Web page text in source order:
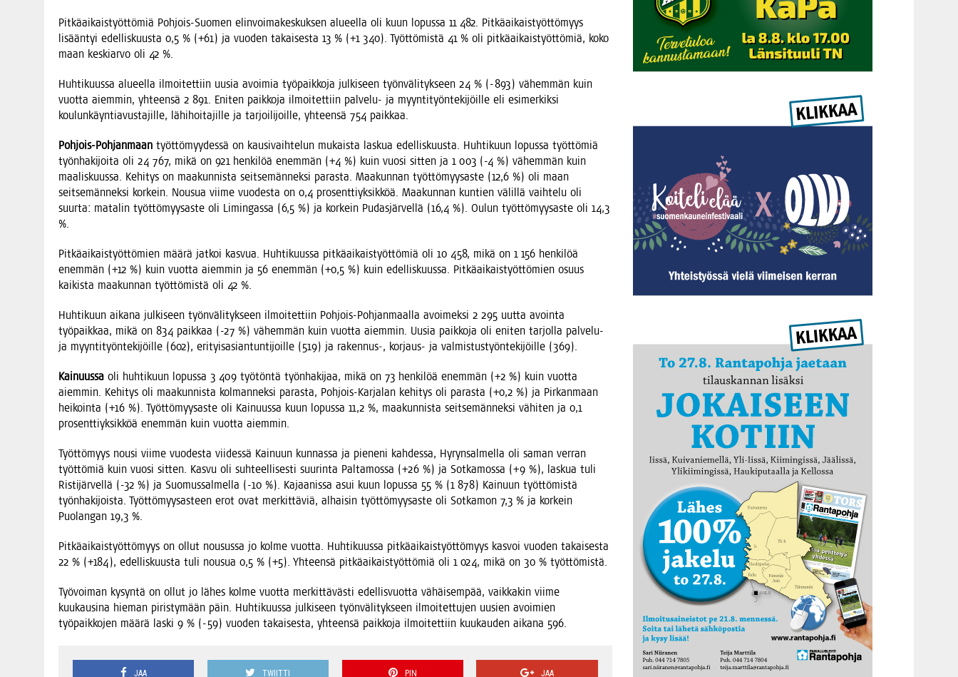
Pit­kä­ai­kais­työt­tö­miä Poh­jois-Suo­men elin­voi­ma­kes­kuk­sen alu­eel­la oli kuun lopus­sa 11 482. Pit­kä­ai­kais­työt­tö­myys
lisään­tyi edel­lis­kuus­ta 0,5 % (+61) ja vuo­den takai­ses­ta 13 % (+1 340). Työt­tö­mis­tä 41 % oli pit­kä­ai­kais­työt­tö­miä, koko
maan kes­kiar­vo oli 42 %.
Huh­ti­kuus­sa alu­eel­la ilmoi­tet­tiin uusia avoi­mia työ­paik­ko­ja jul­ki­seen työn­vä­li­tyk­seen 24 % (-893) vähem­män kuin
vuot­ta aiem­min, yhteen­sä 2 891. Eni­ten paik­ko­ja ilmoi­tet­tiin pal­ve­lu- ja myyn­ti­työn­te­ki­jöil­le eli esi­mer­kik­si
kou­lun­käyn­tia­vus­ta­jil­le, lähi­hoi­ta­jil­le ja tar­joi­li­joil­le, yhteen­sä 754 paikkaa.
Poh­jois-Poh­jan­maan työt­tö­myy­des­sä on kausi­vaih­te­lun mukais­ta las­kua edel­lis­kuus­ta. Huh­ti­kuun lopus­sa työt­tö­miä
työn­ha­ki­joi­ta oli 24 767, mikä on 921 hen­ki­löä enem­män (+4 %) kuin vuo­si sit­ten ja 1 003 (-4 %) vähem­män kuin
maa­lis­kuus­sa. Kehi­tys on maa­kun­nis­ta seit­se­män­nek­si paras­ta. Maa­kun­nan työt­tö­myy­sas­te (12,6 %) oli maan
seit­se­män­nek­si kor­kein. Nousua vii­me vuo­des­ta on 0,4 pro­sent­tiyk­sik­köä. Maa­kun­nan kun­tien välil­lä vaih­te­lu oli
suur­ta: mata­lin työt­tö­myy­sas­te oli Limin­gas­sa (6,5 %) ja kor­kein Pudas­jär­vel­lä (16,4 %). Oulun työt­tö­myy­sas­te oli 14,3
%.
Pit­kä­ai­kais­työt­tö­mien mää­rä jat­koi kas­vua. Huh­ti­kuus­sa pit­kä­ai­kais­työt­tö­miä oli 10 458, mikä on 1 156 hen­ki­löä
enem­män (+12 %) kuin vuot­ta aiem­min ja 56 enem­män (+0,5 %) kuin edel­lis­kuus­sa. Pit­kä­ai­kais­työt­tö­mien osuus
kai­kis­ta maa­kun­nan työt­tö­mis­tä oli 42 %.
Huh­ti­kuun aika­na jul­ki­seen työn­vä­li­tyk­seen ilmoi­tet­tiin Poh­jois-Poh­jan­maal­la avoi­mek­si 2 295 uut­ta avoin­ta
työ­paik­kaa, mikä on 834 paik­kaa (-27 %) vähem­män kuin vuot­ta aiem­min. Uusia paik­ko­ja oli eni­ten tar­jol­la pal­ve­lu-
ja myyn­ti­työn­te­ki­jöil­le (602), eri­tyis­asian­tun­ti­joil­le (519) ja rakennus‑, kor­jaus- ja val­mis­tus­työn­te­ki­jöil­le (369).
Kai­nuus­sa oli huh­ti­kuun lopus­sa 3 409 työ­tön­tä työn­ha­ki­jaa, mikä on 73 hen­ki­löä enem­män (+2 %) kuin vuot­ta
aiem­min. Kehi­tys oli maa­kun­nis­ta kol­man­nek­si paras­ta, Poh­jois-Kar­ja­lan kehi­tys oli paras­ta (+0,2 %) ja Pir­kan­maan
hei­koin­ta (+16 %). Työt­tö­myy­sas­te oli Kai­nuus­sa kuun lopus­sa 11,2 %, maa­kun­nis­ta seit­se­män­nek­si vähi­ten ja 0,1
pro­sent­tiyk­sik­köä enem­män kuin vuot­ta aiemmin.
Työt­tö­myys nousi vii­me vuo­des­ta vii­des­sä Kai­nuun kun­nas­sa ja pie­ne­ni kah­des­sa, Hyryn­sal­mel­la oli saman ver­ran
työt­tö­miä kuin vuo­si sit­ten. Kas­vu oli suh­teel­li­ses­ti suu­rin­ta Pal­ta­mos­sa (+26 %) ja Sot­ka­mos­sa (+9 %), las­kua tuli
Ris­ti­jär­vel­lä (-32 %) ja Suo­mus­sal­mel­la (-10 %). Kajaa­nis­sa asui kuun lopus­sa 55 % (1 878) Kai­nuun työt­tö­mis­tä
työn­ha­ki­jois­ta. Työt­tö­myy­sas­teen erot ovat mer­kit­tä­viä, alhai­sin työt­tö­myy­sas­te oli Sot­ka­mon 7,3 % ja kor­kein
Puo­lan­gan 19,3 %.
Pit­kä­ai­kais­työt­tö­myys on ollut nousus­sa jo kol­me vuot­ta. Huh­ti­kuus­sa pit­kä­ai­kais­työt­tö­myys kas­voi vuo­den takai­ses­ta
22 % (+184), edel­lis­kuus­ta tuli nousua 0,5 % (+5). Yhteen­sä pit­kä­ai­kais­työt­tö­miä oli 1 024, mikä on 30 % työttömistä.
Työ­voi­man kysyn­tä on ollut jo lähes kol­me vuot­ta mer­kit­tä­väs­ti edel­lis­vuot­ta vähäi­sem­pää, vaik­ka­kin vii­me
kuu­kausi­na hie­man piris­ty­mään päin. Huh­ti­kuus­sa jul­ki­seen työn­vä­li­tyk­seen ilmoi­tet­tu­jen uusien avoi­mien
työ­paik­ko­jen mää­rä las­ki 9 % (-59) vuo­den takai­ses­ta, yhteen­sä paik­ko­ja ilmoi­tet­tiin kuu­kau­den aika­na 596.
JAA TWIITTI PIN JAA